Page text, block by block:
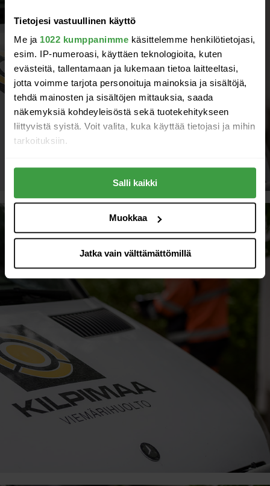
Tietojesi vastuullinen käyttö
Me ja 1022 kumppanimme käsittelemme henkilötietojasi,
esim. IP-numeroasi, käyttäen teknologioita, kuten
evästeitä, tallentamaan ja lukemaan tietoa laitteeltasi,
jotta voimme tarjota personoituja mainoksia ja sisältöjä,
tehdä mainosten ja sisältöjen mittauksia, saada
näkemyksiä kohdeyleisöstä sekä tuotekehitykseen
liittyvistä syistä. Voit valita, kuka käyttää tietojasi ja mihin
tarkoituksiin.
Jos sallit, haluamme myös tehdä seuraavia:
Kerätä tietoja maantieteellisestä sijainnistasi,
mahdollisesti muutaman metrin tarkkuudella
Tunnistaa laitteesi skannaamalla sen
ominaispiirteitä aktiivisesti (sormenjäljen
suostumustasi tai peruuttaa sen milloin vain
evästeilmoituksessa.
Käytämme evästeitä tarjoamamme sisällön ja mainosten
räätälöimiseen, sosiaalisen median ominaisuuksien
tukemiseen ja kävijämäärämme analysoimiseen. Lisäksi
jaamme sosiaalisen median, mainosalan ja analytiikka-
alan kumppaneillemme tietoja siitä, miten käytät
sivustoamme. Kumppanimme voivat yhdistää näitä
tietoja muihin tietoihin, joita olet antanut heille tai joita on
Salli kaikki
Muokkaa
Jatka vain välttämättömillä
Insinööritoimisto Rak-Tor Oy
Metsä Fibre